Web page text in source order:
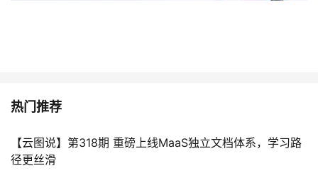
热门推荐
【云图说】第318期 重磅上线MaaS独立文档体系，学习路
径更丝滑